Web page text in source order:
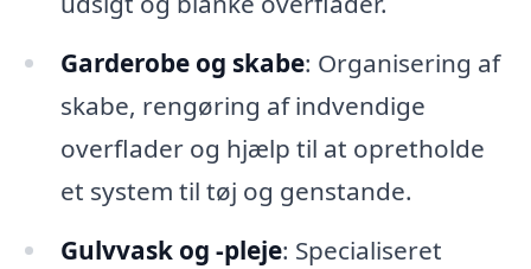
Garderobe og skabe: Organisering af
skabe, rengøring af indvendige
overflader og hjælp til at opretholde
et system til tøj og genstande.
Gulvvask og -pleje: Specialiseret